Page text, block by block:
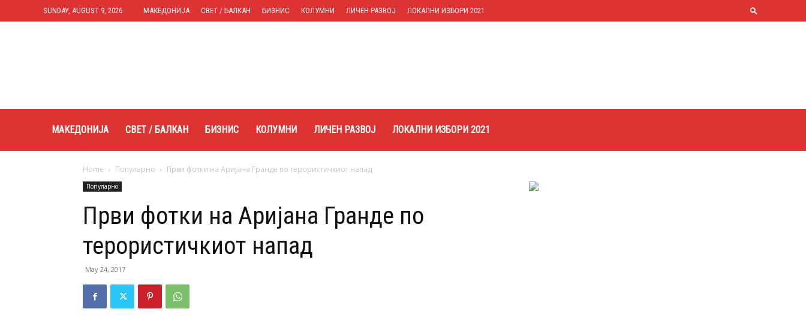
SUNDAY, AUGUST 9, 2026 МАКЕДОНИЈА СВЕТ / БАЛКАН БИЗНИС КОЛУМНИ ЛИЧЕН РАЗВОЈ ЛОКАЛНИ ИЗБОРИ 2021
МАКЕДОНИЈА СВЕТ / БАЛКАН БИЗНИС КОЛУМНИ ЛИЧЕН РАЗВОЈ ЛОКАЛНИ ИЗБОРИ 2021
Home Популарно Први фотки на Аријана Гранде по терористичкиот напад
Популарно
Први фотки на Аријана Гранде по
терористичкиот напад
May 24, 2017